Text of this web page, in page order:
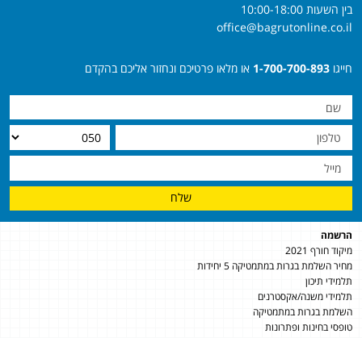
בין השעות 10:00-18:00
office@bagrutonline.co.il
חייגו 1-700-700-893 או מלאו פרטיכם ונחזור אליכם בהקדם
שלח
הרשמה
מיקוד חורף 2021
מחיר השלמת בגרות במתמטיקה 5 יחידות
תלמידי תיכון
תלמידי משנה/אקסטרנים
השלמת בגרות במתמטיקה
טופסי בחינות ופתרונות